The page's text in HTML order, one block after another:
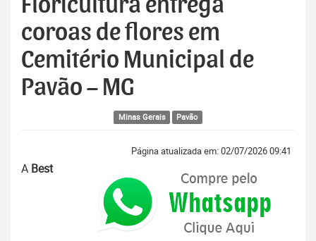
Floricultura entrega
coroas de flores em
Cemitério Municipal de
Pavão – MG
Minas Gerais Pavão
Página atualizada em: 02/07/2026 09:41
A Best